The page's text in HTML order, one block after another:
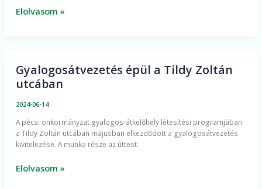
Elolvasom »
Gyalogosátvezetés épül a Tildy Zoltán
utcában
2024-06-14
A pécsi önkormányzat gyalogos-átkelőhely létesítési programjában
a Tildy Zoltán utcában májusban elkezdődött a gyalogosátvezetés
kivitelezése. A munka része az úttest
Gyalogosátvezetés
épül
Zoltán
utcában
Elolvasom »